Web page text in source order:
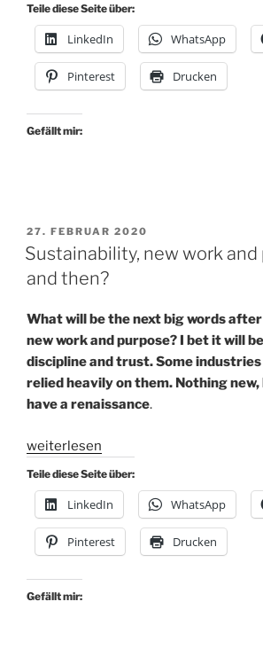
einer:
Führung,
New
Agile,
etc.“
Teile diese Seite über:
LinkedIn WhatsApp
Pinterest Drucken
Gefällt mir:
VERÖFFENTLICHT
AM
27. FEBRUAR 2020
Sustainability, new work and
and then?
What will be the next big words
new work and purpose? I bet it will
discipline and trust. Some
relied heavily on them. Nothing
have a renaissance.
„Sustainability,
new
work
and
purpose
then?“
weiterlesen
Teile diese Seite über:
LinkedIn WhatsApp
Pinterest Drucken
Gefällt mir: